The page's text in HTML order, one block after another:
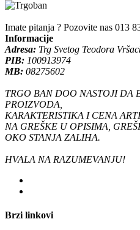
Imate pitanja ? Pozovite nas 013
Informacije
Adresa: Trg Svetog Teodora
PIB: 100913974
MB: 08275602
TRGO BAN DOO NASTOJI DA
PROIZVODA,
KARAKTERISTIKA I CENA
NA GREŠKE U OPISIMA,
OKO STANJA ZALIHA.
HVALA NA RAZUMEVANJU!
Brzi linkovi